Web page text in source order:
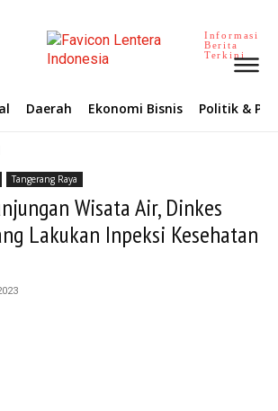
Informasi
Berita
Terkini
Daerah Ekonomi Bisnis Politik &
Tangerang Raya
Wisata Air, Dinkes
Lakukan Inpeksi Kesehatan